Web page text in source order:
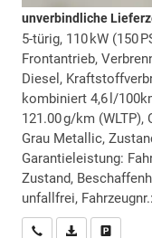
unverbindliche
5-türig, 110 kW (150
Frontantrieb,
Diesel,
kombiniert 4,6 l/
121.00 g/km (WLTP),
Grau Metallic,
Garantieleistung:
Zustand,
unfallfrei,
Wir rufen Sie an
PDF-Datei,